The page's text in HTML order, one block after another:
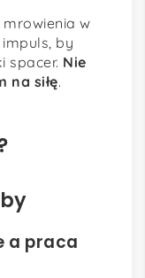
w
by
spacer. Nie
na siłę.
a praca